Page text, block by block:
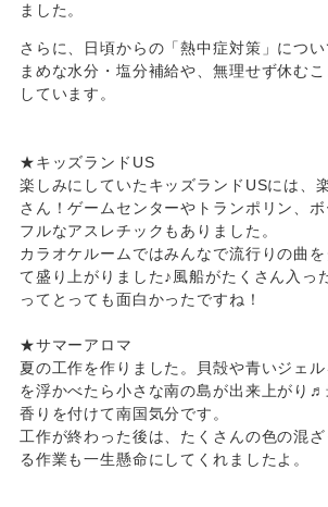
ました。
さらに、日頃からの「熱中症対策」につ
まめな水分・塩分補給や、無理せず休む
しています。
★キッズランドUS
楽しみにしていたキッズランドUSには、
さん！ゲームセンターやトランポリン、
フルなアスレチックもありました。
カラオケルームではみんなで流行りの曲
て盛り上がりました♪風船がたくさん入っ
ってとっても面白かったですね！
★サマーアロマ
夏の工作を作りました。貝殻や青いジェ
を浮かべたら小さな南の島が出来上がり
香りを付けて南国気分です。
工作が終わった後は、たくさんの色の混
る作業も一生懸命にしてくれましたよ。